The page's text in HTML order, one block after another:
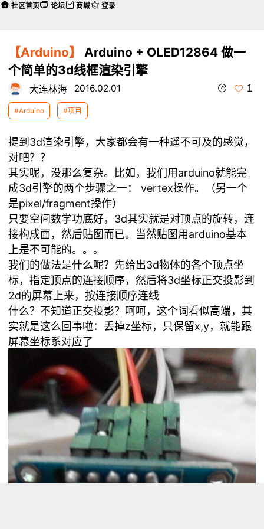
【Arduino】
Arduino + OLED12864 做一
个简单的3d线框渲染引擎
大连林海 2016.02.01 1
#Arduino #项目
提到3d渲染引擎，大家都会有一种遥不可及的感觉，
对吧？？
其实呢，没那么复杂。比如，我们用arduino就能完
成3d引擎的两个步骤之一： vertex操作。（另一个
是pixel/fragment操作）
只要空间数学功底好，3d其实就是对顶点的旋转，连
接构成面，然后贴图而已。当然贴图用arduino基本
上是不可能的。。。
我们的做法是什么呢？先给出3d物体的各个顶点坐
标，指定顶点的连接顺序，然后将3d坐标正交投影到
2d的屏幕上来，按连接顺序连线
什么？不知道正交投影？呵呵，这个词看似高端，其
实就是这么回事啦：丢掉z坐标，只保留x,y，就能跟
屏幕坐标系对应了
社区首页 论坛 商城 登录